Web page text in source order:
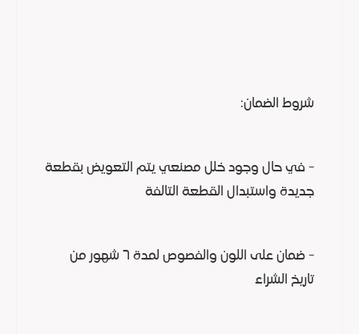
شروط الضمان:
- في حال وجود خلل مصنعي يتم التعويض بقطعة
جديدة واستبدال القطعة التالفة
- ضمان على اللون والفصوص لمدة ٦ شهور من
تاريخ الشراء